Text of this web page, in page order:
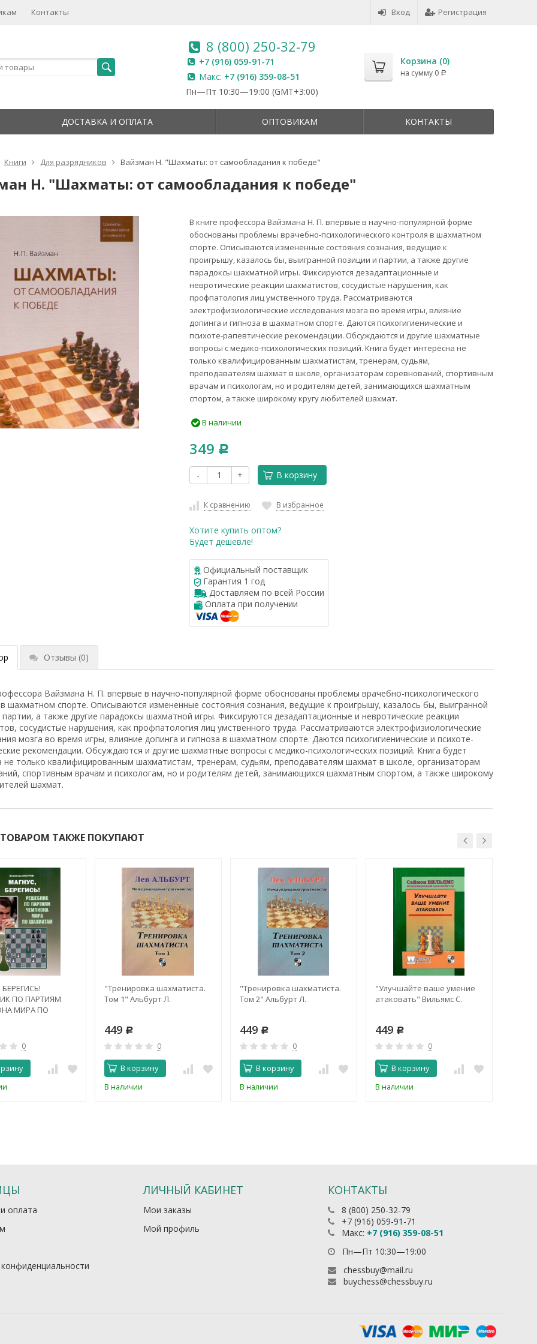
Вход Регистрация
Контакты
8 (800) 250-32-79
+7 (916) 059-91-71
Макс: +7 (916) 359-08-51
Пн—Пт 10:30—19:00 (GMT+3:00)
Корзина (0)
на сумму 0 Р
ДОСТАВКА И ОПЛАТА ОПТОВИКАМ КОНТАКТЫ
Книги Для разрядников Вайзман Н. "Шахматы: от самообладания к победе"
Н. "Шахматы: от самообладания к победе"
В книге профессора Вайзмана Н. П. впервые в научно-популярной форме
обоснованы проблемы врачебно-психологического контроля в шахматном
спорте. Описываются измененные состояния сознания, ведущие к
проигрышу, казалось бы, выигранной позиции и партии, а также другие
парадоксы шахматной игры. Фиксируются дезадаптационные и
невротические реакции шахматистов, сосудистые нарушения, как
профпатология лиц умственного труда. Рассматриваются
электрофизиологические исследования мозга во время игры, влияние
допинга и гипноза в шахматном спорте. Даются психогигиенические и
психоте-рапевтические рекомендации. Обсуждаются и другие шахматные
вопросы с медико-психологических позиций. Книга будет интересна не
только квалифицированным шахматистам, тренерам, судьям,
преподавателям шахмат в школе, организаторам соревнований, спортивным
врачам и психологам, но и родителям детей, занимающихся шахматным
спортом, а также широкому кругу любителей шахмат.
В наличии
349 Р
- + В корзину
К сравнению В избранное
Хотите купить оптом?
Будет дешевле!
Официальный поставщик
Гарантия 1 год
Доставляем по всей России
Оплата при получении
Отзывы (0)
Вайзмана Н. П. впервые в научно-популярной форме обоснованы проблемы врачебно-психологического
шахматном спорте. Описываются измененные состояния сознания, ведущие к проигрышу, казалось бы, выигранной
а также другие парадоксы шахматной игры. Фиксируются дезадаптационные и невротические реакции
сосудистые нарушения, как профпатология лиц умственного труда. Рассматриваются электрофизиологические
мозга во время игры, влияние допинга и гипноза в шахматном спорте. Даются психогигиенические и психоте-
рекомендации. Обсуждаются и другие шахматные вопросы с медико-психологических позиций. Книга будет
не только квалифицированным шахматистам, тренерам, судьям, преподавателям шахмат в школе, организаторам
спортивным врачам и психологам, но и родителям детей, занимающихся шахматным спортом, а также широкому
шахмат.
ТАКЖЕ ПОКУПАЮТ
ПО ПАРТИЯМ
МИРА ПО
0
"Тренировка шахматиста.
Том 1" Альбурт Л.
449 Р
0
В корзину
В наличии
"Тренировка шахматиста.
Том 2" Альбурт Л.
449 Р
0
В корзину
В наличии
"Улучшайте ваше умение
атаковать" Вильямс С.
449 Р
0
В корзину
В наличии
оплата
ЛИЧНЫЙ КАБИНЕТ
Мои заказы
Мой профиль
КОНТАКТЫ
8 (800) 250-32-79
+7 (916) 059-91-71
Макс: +7 (916) 359-08-51
Пн—Пт 10:30—19:00
chessbuy@mail.ru
buychess@chessbuy.ru